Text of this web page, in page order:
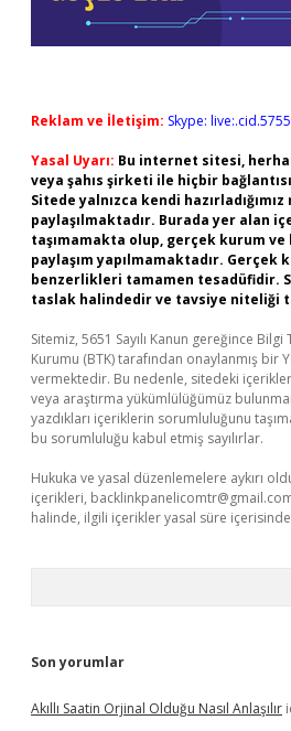
Reklam ve İletişim: Skype:
Yasal Uyarı: Bu internet sitesi,
veya şahıs şirketi ile hiçbir
Sitede yalnızca kendi
paylaşılmaktadır. Burada yer alan
taşımamakta olup, gerçek kurum ve
paylaşım yapılmamaktadır. Gerçek
benzerlikleri tamamen tesadüfidir.
taslak halindedir ve tavsiye niteliği
Sitemiz, 5651 Sayılı Kanun gereğince
Kurumu (BTK) tarafından onaylanmış bir
vermektedir. Bu nedenle, sitedeki
veya araştırma yükümlülüğümüz
yazdıkları içeriklerin sorumluluğunu
bu sorumluluğu kabul etmiş sayılırlar.
Hukuka ve yasal düzenlemelere aykırı
içerikleri,
halinde, ilgili içerikler yasal süre içerisinde
Son yorumlar
Akıllı Saatin Orjinal Olduğu Nasıl Anlaşılır